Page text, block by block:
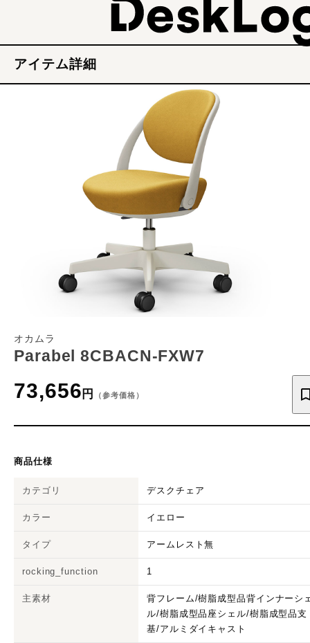
アイテム詳細
オカムラ
Parabel 8CBACN-FXW7
73,656 円 （参考価格）
商品仕様
カテゴリ デスクチェア
カラー イエロー
タイプ アームレスト無
rocking_function 1
主素材
背フレーム/樹脂成型品背インナーシ
ル/樹脂成型品座シェル/樹脂成型品支
基/アルミダイキャスト